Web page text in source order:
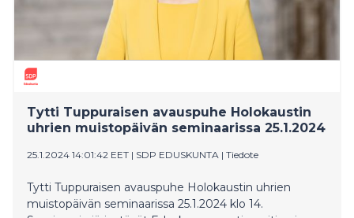
Tytti Tuppuraisen avauspuhe Holokaustin
uhrien muistopäivän seminaarissa 25.1.2024
25.1.2024 14:01:42 EET | SDP EDUSKUNTA | Tiedote
Tytti Tuppuraisen avauspuhe Holokaustin uhrien
muistopäivän seminaarissa 25.1.2024 klo 14.